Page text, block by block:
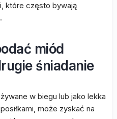
które często bywają
miód
śniadanie
w biegu lub jako lekka
może zyskać na